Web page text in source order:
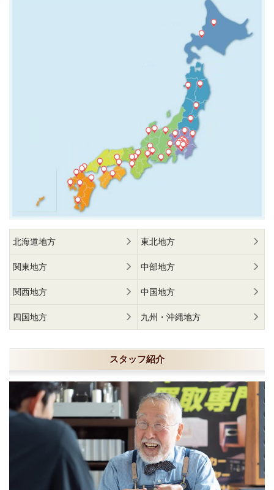
北海道地方 東北地方
関東地方 中部地方
関西地方 中国地方
四国地方 九州・沖縄地方
スタッフ紹介